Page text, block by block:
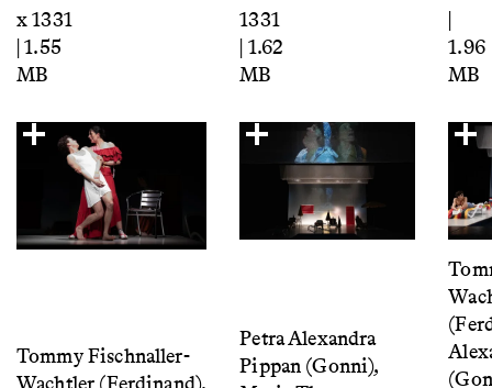
x 1331
| 1.55
MB
1331
| 1.62
MB
1.96
MB
Tommy Fischnaller-
Petra Alexandra
Pippan (Gonni),